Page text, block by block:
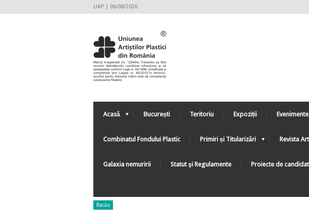
UAP | 06/08/2026
Acasă București Teritoriu Expoziții Evenimente
Combinatul Fondului Plastic Primiri și Titularizări Revista
Galaxia nemuririi Statut şi Regulamente Proiecte de
Bacău